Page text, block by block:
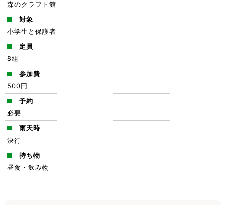
森のクラフト館
対象
小学生と保護者
定員
8組
参加費
500円
予約
必要
雨天時
決行
持ち物
昼食・飲み物